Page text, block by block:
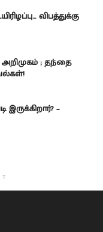
விபத்துக்கு
; தந்தை
–